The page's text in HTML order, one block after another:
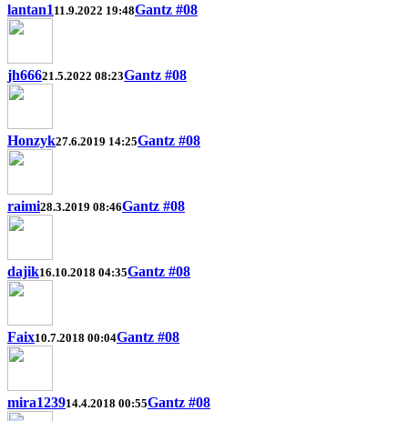
lantan1 11.9.2022 19:48Gantz #08
jh66621.5.2022 08:23Gantz #08
Honzyk27.6.2019 14:25Gantz #08
raimi28.3.2019 08:46Gantz #08
dajik16.10.2018 04:35Gantz #08
Faix10.7.2018 00:04Gantz #08
mira123914.4.2018 00:55Gantz #08